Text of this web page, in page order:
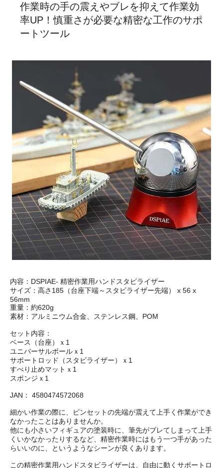
作業時の手の震えやブレを抑えて作業効
率UP！慎重さが必要な精密な工作のサポ
ートツール
内容：DSPIAE- 精密作業用ハンドスタビライザー
サイズ：高さ185（台座下端～スタビライザー先端） x 56 x
56mm
重量：約620g
素材：アルミニウム合金、ステンレス鋼、POM
セット内容：
ベース（台座）ｘ1
ユニバーサルボールｘ1
サポートロッド（スタビライザー）ｘ1
すべり止めマットｘ1
スポンジｘ1
JAN： 4580474572068
細かい作業の際に、ピンセットの先端が震えて上手く作業ができ
なかったことはありませんか。
他にも小さいフィギュアの塗装時に、筆先がブレてしまって上手
くいかなかったりするなど、精密作業時にはもう一つ手があった
らいいのに、というようなシーンが良くあります。
この精密作業用ハンドスタビライザーは、自由に動くサポートロ